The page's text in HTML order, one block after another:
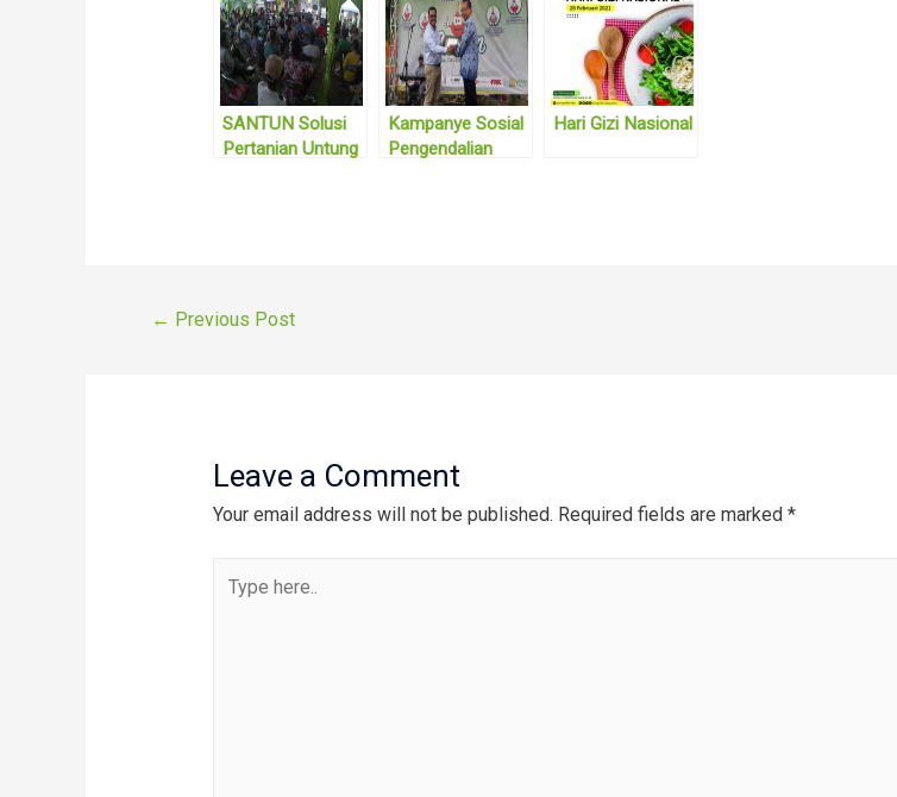
SANTUN Solusi
Pertanian Untung
Kampanye Sosial
Pengendalian
Hari Gizi Nasional
Post
← Previous Post
Leave a Comment
Your email address will not be published. Required fields are marked *
here..